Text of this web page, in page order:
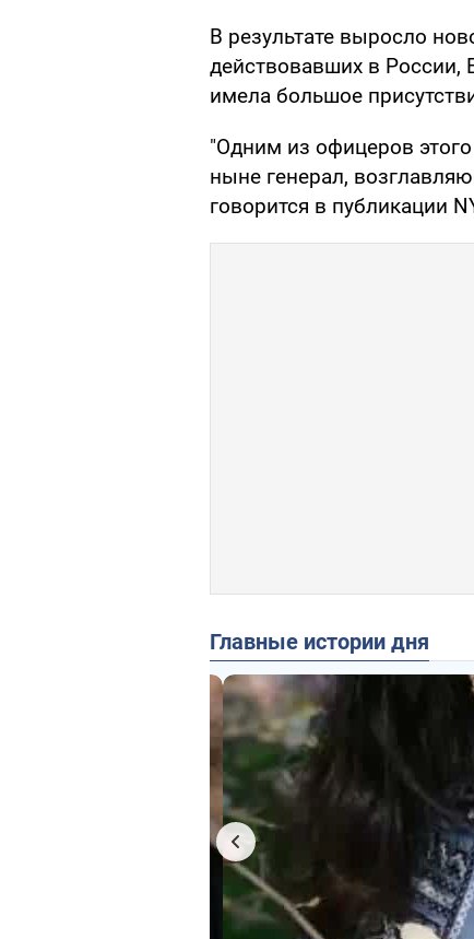
В результате выросло
действовавших в России,
имела большое
"Одним из офицеров
ныне генерал,
говорится в публикации
Главные истории дня